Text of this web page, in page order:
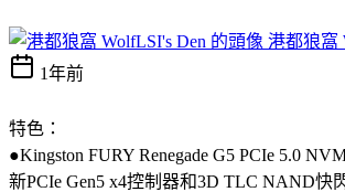
港都狼窩
1年前
特色：
●Kingston FURY Renegade G5 PCIe 5.0
新PCIe Gen5 x4控制器和3D TLC NAND快